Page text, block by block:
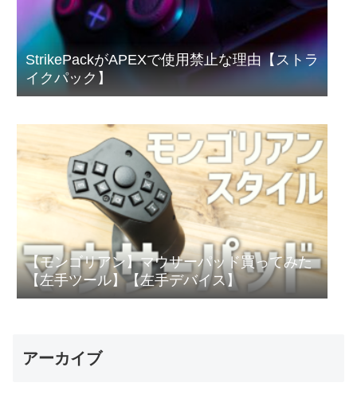
StrikePackがAPEXで使用禁止な理由【ストラ
イクパック】
【モンゴリアン】マウサーパッド買ってみた
【左手ツール】【左手デバイス】
アーカイブ